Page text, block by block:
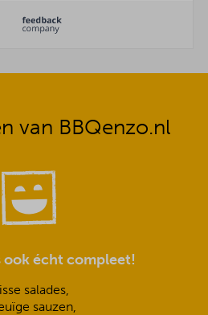
van BBQenzo.nl
ook écht compleet!
salades,
sauzen,